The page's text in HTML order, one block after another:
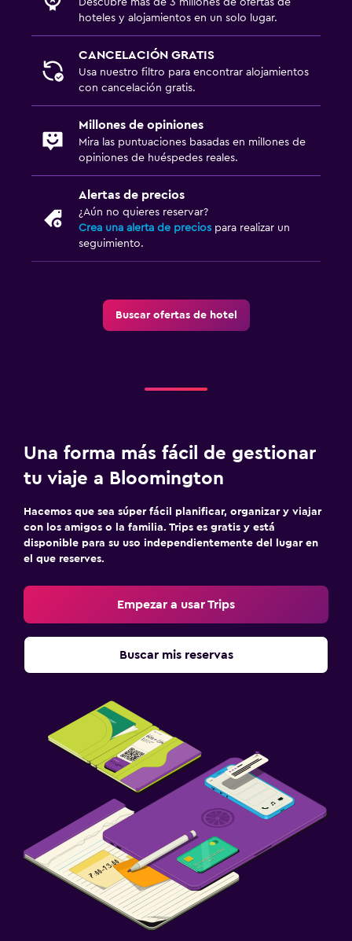
hoteles y alojamientos en un solo lugar.
CANCELACIÓN GRATIS
Usa nuestro filtro para encontrar alojamientos
con cancelación gratis.
Millones de opiniones
Mira las puntuaciones basadas en millones de
opiniones de huéspedes reales.
Alertas de precios
¿Aún no quieres reservar?
Crea una alerta de precios para realizar un
seguimiento.
Buscar ofertas de hotel
Una forma más fácil de gestionar
tu viaje a Bloomington
Hacemos que sea súper fácil planificar, organizar y viajar
con los amigos o la familia. Trips es gratis y está
disponible para su uso independientemente del lugar en
el que reserves.
Empezar a usar Trips
Buscar mis reservas